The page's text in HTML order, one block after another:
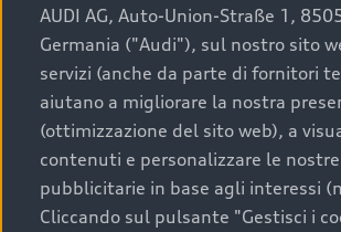
La qualità di
un’auto usata Audi
Scegliere un’auto usata è una decisione
AUDI AG, Auto-Union-Straße 1,
Germania ("Audi"), sul nostro sito
servizi (anche da parte di fornitori
aiutano a migliorare la nostra
(ottimizzazione del sito web), a
contenuti e personalizzare le
pubblicitarie in base agli interessi
Cliccando sul pulsante "Gestisci i